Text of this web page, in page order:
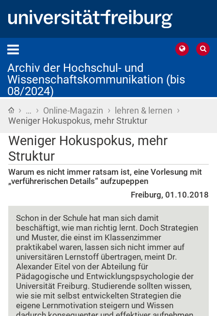
Archiv der Hochschul- und
Wissenschaftskommunikation (bis
08/2024)
Startseite
› … › Online-Magazin › lehren & lernen ›
Weniger Hokuspokus, mehr Struktur
Weniger Hokuspokus, mehr
Struktur
Warum es nicht immer ratsam ist, eine Vorlesung mit
„verführerischen Details“ aufzupeppen
Freiburg, 01.10.2018
Schon in der Schule hat man sich damit
beschäftigt, wie man richtig lernt. Doch Strategien
und Muster, die einst im Klassenzimmer
praktikabel waren, lassen sich nicht immer auf
universitären Lernstoff übertragen, meint Dr.
Alexander Eitel von der Abteilung für
Pädagogische und Entwicklungspsychologie der
Universität Freiburg. Studierende sollten wissen,
wie sie mit selbst entwickelten Strategien die
eigene Lernmotivation steigern und Wissen